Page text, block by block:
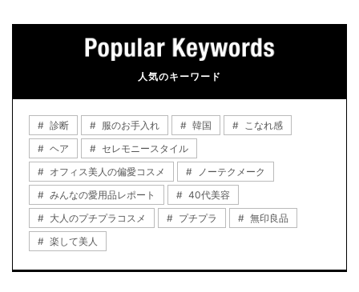
人気のキーワード
診断 服のお手入れ 韓国
こなれ感
ヘア
セレモニースタイル
オフィス美人の偏愛コスメ
ノーテクメーク
みんなの愛用品レポート
40代美容
大人のプチプラコスメ
プチプラ
無印良品
楽して美人